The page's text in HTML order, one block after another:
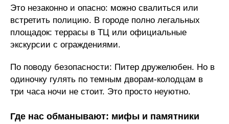
Это незаконно и опасно: можно свалиться или
встретить полицию. В городе полно легальных
площадок: террасы в ТЦ или официальные
экскурсии с ограждениями.
По поводу безопасности: Питер дружелюбен. Но в
одиночку гулять по темным дворам-колодцам в
три часа ночи не стоит. Это просто неуютно.
Где нас обманывают: мифы и памятники